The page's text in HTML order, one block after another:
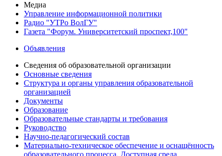
Медиа
Управление информационной политики
Радио "УТРо ВолГУ"
Газета "Форум. Университетский проспект,100"
Объявления
Сведения об образовательной организации
Основные сведения
Структура и органы управления образовательной
организацией
Документы
Образование
Образовательные стандарты и требования
Руководство
Научно-педагогический состав
Материально-техническое обеспечение и оснащённость